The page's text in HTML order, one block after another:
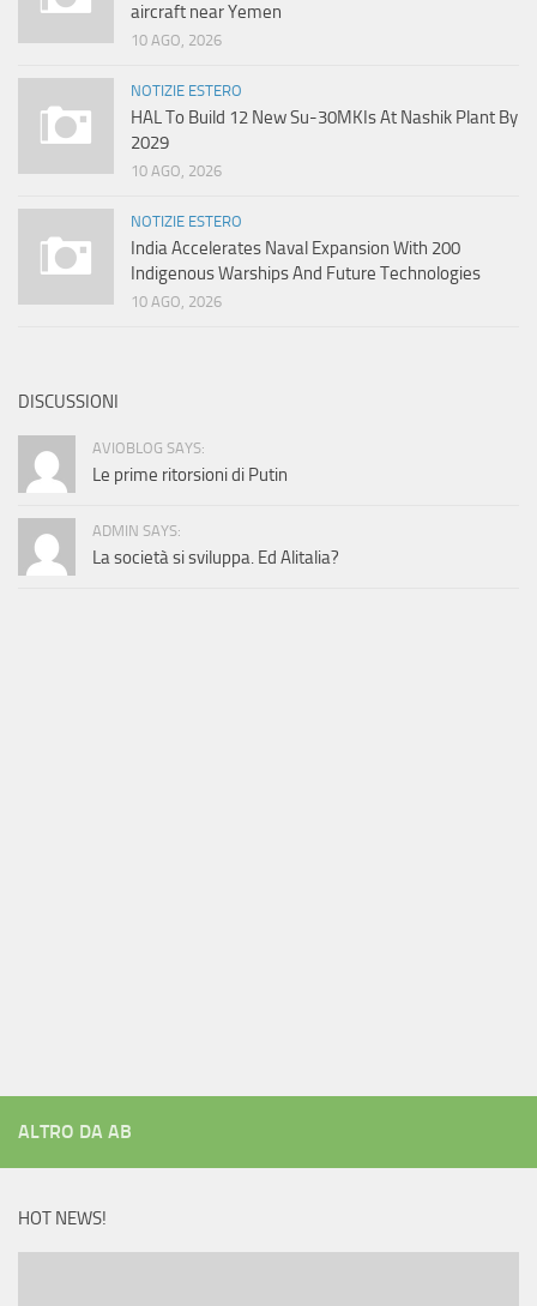
aircraft near Yemen
10 AGO, 2026
NOTIZIE ESTERO
HAL To Build 12 New Su-30MKIs At Nashik Plant By
2029
10 AGO, 2026
NOTIZIE ESTERO
India Accelerates Naval Expansion With 200
Indigenous Warships And Future Technologies
10 AGO, 2026
DISCUSSIONI
AVIOBLOG SAYS:
Le prime ritorsioni di Putin
ADMIN SAYS:
La società si sviluppa. Ed Alitalia?
ALTRO DA AB
HOT NEWS!